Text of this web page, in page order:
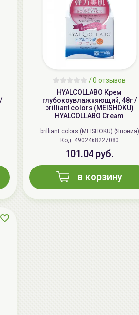
/0 отзывов
HYALCOLLABO Крем
глубокоувлажняющий, 48г /
brilliant colors (MEISHOKU)
HYALCOLLABO Cream
brilliant colors (MEISHOKU) (Япония)
Код: 4902468227080
101.04 руб.
в корзину